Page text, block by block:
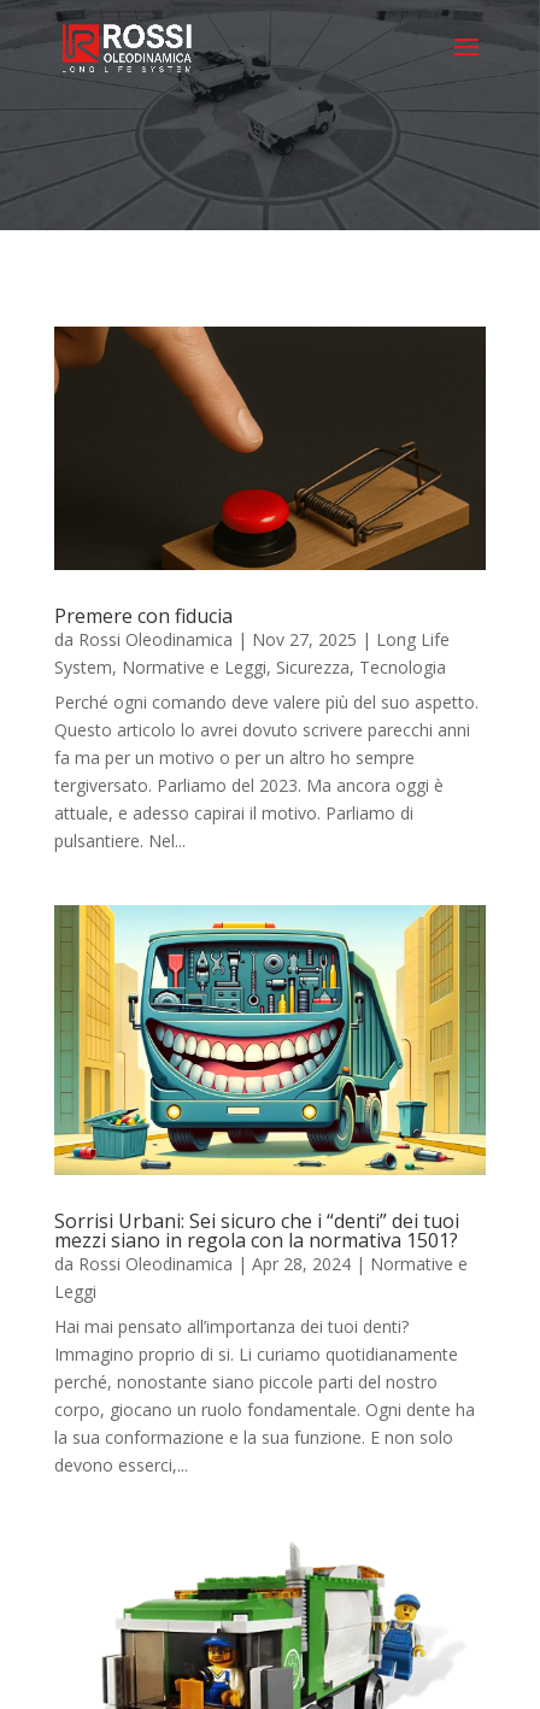
Premere con fiducia
da Rossi Oleodinamica | Nov 27, 2025 | Long Life
System, Normative e Leggi, Sicurezza, Tecnologia
Perché ogni comando deve valere più del suo aspetto.
Questo articolo lo avrei dovuto scrivere parecchi anni
fa ma per un motivo o per un altro ho sempre
tergiversato. Parliamo del 2023. Ma ancora oggi è
attuale, e adesso capirai il motivo. Parliamo di
pulsantiere. Nel...
Sorrisi Urbani: Sei sicuro che i “denti” dei tuoi
mezzi siano in regola con la normativa 1501?
da Rossi Oleodinamica | Apr 28, 2024| Normative e
Leggi
Hai mai pensato all’importanza dei tuoi denti?
Immagino proprio di si. Li curiamo quotidianamente
perché, nonostante siano piccole parti del nostro
corpo, giocano un ruolo fondamentale. Ogni dente ha
la sua conformazione e la sua funzione. E non solo
devono esserci,...